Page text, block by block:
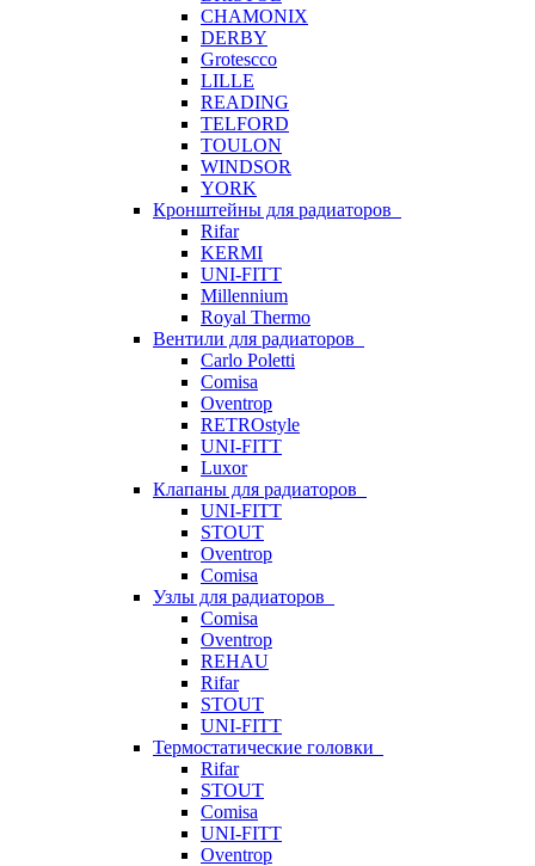
CHAMONIX
DERBY
Grotescco
LILLE
READING
TELFORD
TOULON
WINDSOR
YORK
Кронштейны для радиаторов
Rifar
KERMI
UNI-FITT
Millennium
Royal Thermo
Вентили для радиаторов
Carlo Poletti
Comisa
Oventrop
RETROstyle
UNI-FITT
Luxor
Клапаны для радиаторов
UNI-FITT
STOUT
Oventrop
Comisa
Узлы для радиаторов
Comisa
Oventrop
REHAU
Rifar
STOUT
UNI-FITT
Термостатические головки
Rifar
STOUT
Comisa
UNI-FITT
Oventrop